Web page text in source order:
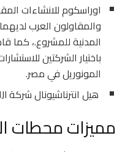
اوراسكوم للانشاءات
والمقاولون العرب
المدنية للمشروع.، كما
باختيار الشركتين
المونوريل في مصر.
هيل انترناشيونال شركة HJI.
مميزات محطات